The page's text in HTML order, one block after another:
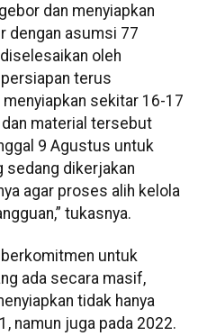
dan menyiapkan
dengan asumsi 77
oleh
terus
sekitar 16-17
dan material tersebut
9 Agustus untuk
sedang dikerjakan
agar proses alih kelola
tukasnya.
untuk
ada secara masif,
tidak hanya
namun juga pada 2022.